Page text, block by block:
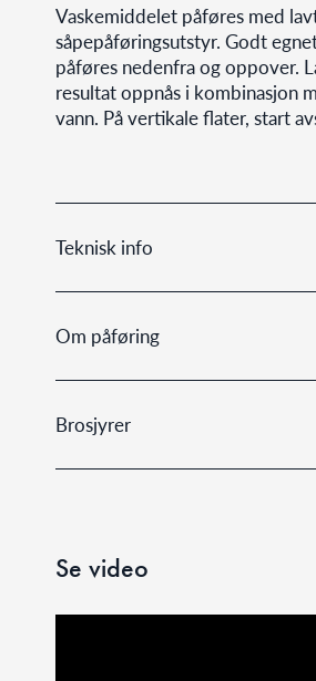
Vaskemiddelet påføres med
såpepåføringsutstyr. Godt
påføres nedenfra og oppover.
resultat oppnås i kombinasjon
vann. På vertikale flater, start
Teknisk info
Om påføring
Brosjyrer
Se video